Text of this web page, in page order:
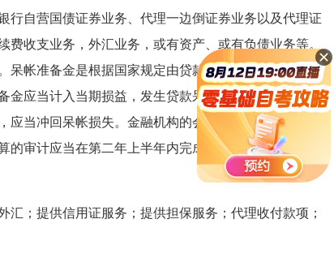
行自营国债证券业务、代理一边倒证券业务以及代理证
收支业务，外汇业务，或有资产、或有负债业务等。
呆帐准备金是根据国家规定由贷款银行按照贷款余额的
金应当计入当期损益，发生贷款呆帐损失，应当用呆帐
当冲回呆帐损失。金融机构的会计度决算的日期如遇
审计应当在第二年上半年内完成。省级审计报告应当
；提供信用证服务；提供担保服务；代理收付款项；